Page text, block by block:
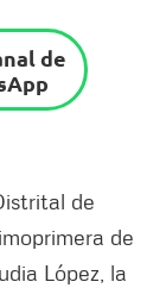
de
de
de
López, la